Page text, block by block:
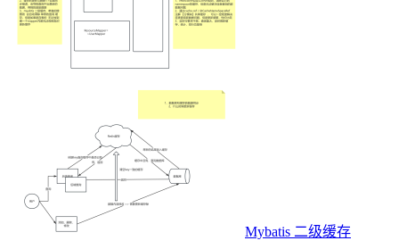
Mybatis 二级缓存